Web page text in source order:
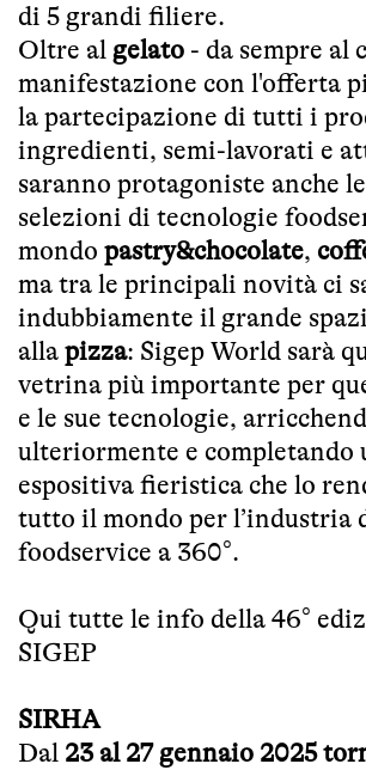
di 5 grandi filiere.
Oltre al gelato - da sempre al
manifestazione con l'offerta
la partecipazione di tutti i
ingredienti, semi-lavorati e
saranno protagoniste anche
selezioni di tecnologie
mondo pastry&chocolate,
ma tra le principali novità ci
indubbiamente il grande
alla pizza: Sigep World sarà
vetrina più importante per
e le sue tecnologie,
ulteriormente e completando
espositiva fieristica che lo
tutto il mondo per l’industria
foodservice a 360°.
Qui tutte le info della 46°
SIGEP
SIRHA
Dal 23 al 27 gennaio 2025